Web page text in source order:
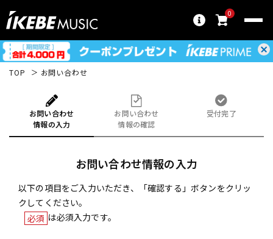
0
TOP お問い合わせ
お問い合わせ
情報の入力
お問い合わせ
情報の確認
受付完了
お問い合わせ情報の入力
以下の項目をご入力いただき、「確認する」ボタンをクリッ
クしてください。
必須 は必須入力です。